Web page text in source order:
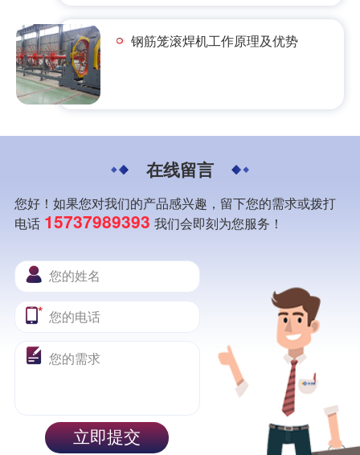
钢筋笼滚焊机工作原理及优势
在线留言
您好！如果您对我们的产品感兴趣，留下您的需求或拨打
电话 15737989393 我们会即刻为您服务！
立即提交